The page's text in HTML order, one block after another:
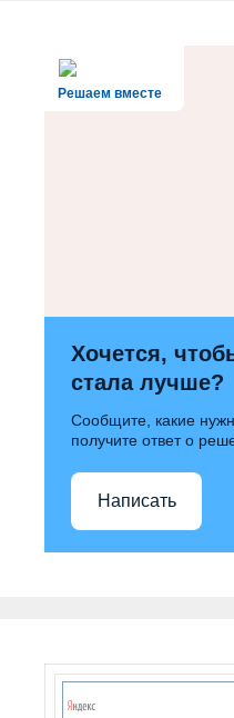
Решаем вместе
Хочется,
стала лучше?
Сообщите, какие
получите ответ о
Написать